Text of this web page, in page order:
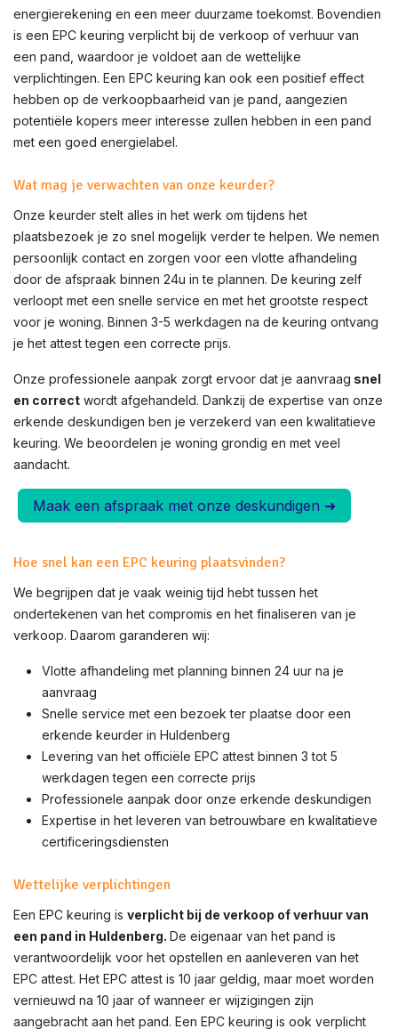
energierekening en een meer duurzame toekomst. Bovendien
is een EPC keuring verplicht bij de verkoop of verhuur van
een pand, waardoor je voldoet aan de wettelijke
verplichtingen. Een EPC keuring kan ook een positief effect
hebben op de verkoopbaarheid van je pand, aangezien
potentiële kopers meer interesse zullen hebben in een pand
met een goed energielabel.
Wat mag je verwachten van onze keurder?
Onze keurder stelt alles in het werk om tijdens het
plaatsbezoek je zo snel mogelijk verder te helpen. We nemen
persoonlijk contact en zorgen voor een vlotte afhandeling
door de afspraak binnen 24u in te plannen. De keuring zelf
verloopt met een snelle service en met het grootste respect
voor je woning. Binnen 3-5 werkdagen na de keuring ontvang
je het attest tegen een correcte prijs.
Onze professionele aanpak zorgt ervoor dat je aanvraag snel
en correct wordt afgehandeld. Dankzij de expertise van onze
erkende deskundigen ben je verzekerd van een kwalitatieve
keuring. We beoordelen je woning grondig en met veel
aandacht.
Maak een afspraak met onze deskundigen ➜
Hoe snel kan een EPC keuring plaatsvinden?
We begrijpen dat je vaak weinig tijd hebt tussen het
ondertekenen van het compromis en het finaliseren van je
verkoop. Daarom garanderen wij:
Vlotte afhandeling met planning binnen 24 uur na je
aanvraag
Snelle service met een bezoek ter plaatse door een
erkende keurder in Huldenberg
Levering van het officiële EPC attest binnen 3 tot 5
werkdagen tegen een correcte prijs
Professionele aanpak door onze erkende deskundigen
Expertise in het leveren van betrouwbare en kwalitatieve
certificeringsdiensten
Wettelijke verplichtingen
Een EPC keuring is verplicht bij de verkoop of verhuur van
een pand in Huldenberg. De eigenaar van het pand is
verantwoordelijk voor het opstellen en aanleveren van het
EPC attest. Het EPC attest is 10 jaar geldig, maar moet worden
vernieuwd na 10 jaar of wanneer er wijzigingen zijn
aangebracht aan het pand. Een EPC keuring is ook verplicht